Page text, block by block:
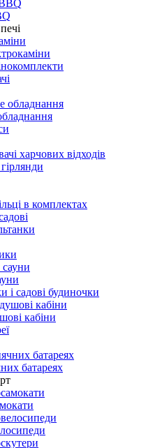
харчових відходів
в комплектах
і садові будиночки
кабіни
батареях